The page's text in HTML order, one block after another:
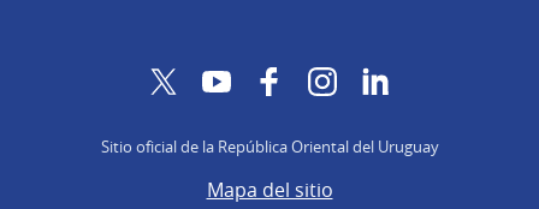
TwitterYouTubeFacebookInstagram
Sitio oficial de la República Oriental del Uruguay
Mapa del sitio